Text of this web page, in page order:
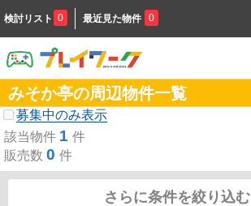
検討リスト 0 最近見た物件 0
みそか亭の周辺物件一覧
募集中のみ表示
該当物件 1 件
販売数 0 件
さらに条件を絞り込む